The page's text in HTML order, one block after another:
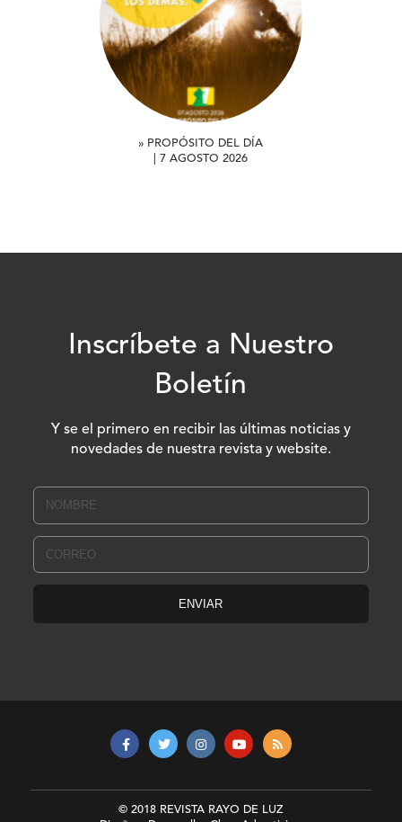
» PROPÓSITO DEL DÍA
| 7 AGOSTO 2026
Inscríbete a Nuestro
Boletín
Y se el primero en recibir las últimas noticias y
novedades de nuestra revista y website.
© 2018 REVISTA RAYO DE LUZ